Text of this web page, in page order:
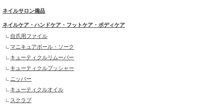
ネイルサロン備品
ネイルケア・ハンドケア・フットケア・ボディケア
自爪用ファイル
マニキュアボール・ソーク
キューティクルリムーバー
キューティクルプッシャー
ニッパー
キューティクルオイル
スクラブ